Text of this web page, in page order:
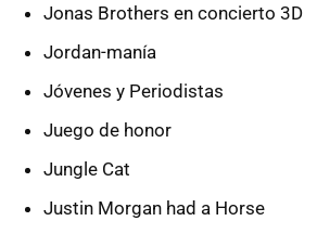
Jonas Brothers en concierto 3D
Jordan-manía
Jóvenes y Periodistas
Juego de honor
Jungle Cat
Justin Morgan had a Horse